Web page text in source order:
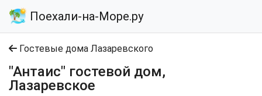
Поехали-на-Море.ру
Гостевые дома Лазаревского
"Антаис" гостевой дом,
Лазаревское